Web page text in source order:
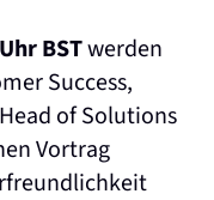
BSTwerden
Success,
of Solutions
Vortrag